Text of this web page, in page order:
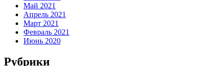
Май 2021
Апрель 2021
Март 2021
Февраль 2021
Июнь 2020
Рубрики